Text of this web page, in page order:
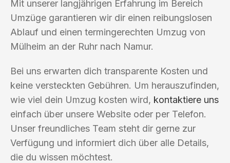
Mit unserer langjährigen Erfahrung im Bereich
Umzüge garantieren wir dir einen reibungslosen
Ablauf und einen termingerechten Umzug von
Mülheim an der Ruhr nach Namur.
Bei uns erwarten dich transparente Kosten und
keine versteckten Gebühren. Um herauszufinden,
wie viel dein Umzug kosten wird, kontaktiere uns
einfach über unsere Website oder per Telefon.
Unser freundliches Team steht dir gerne zur
Verfügung und informiert dich über alle Details,
die du wissen möchtest.